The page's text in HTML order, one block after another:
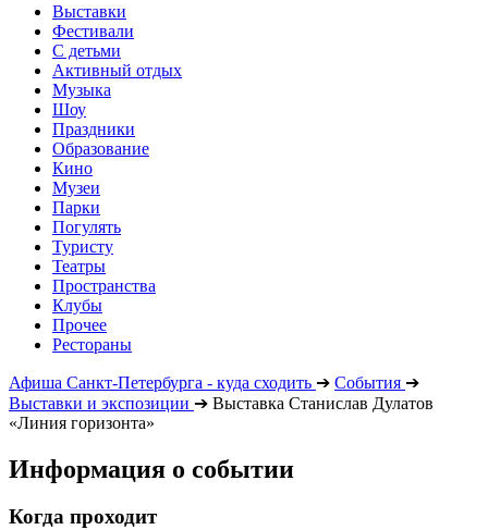
Выставки
Фестивали
С детьми
Активный отдых
Музыка
Шоу
Праздники
Образование
Кино
Музеи
Парки
Погулять
Туристу
Театры
Пространства
Клубы
Прочее
Рестораны
Афиша Санкт-Петербурга - куда сходить ➔ События ➔
Выставки и экспозиции ➔ Выставка Станислав Дулатов
«Линия горизонта»
Информация о событии
Когда проходит